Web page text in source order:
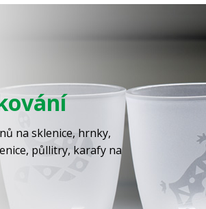
na sklenice, hrnky,
půllitry, karafy na